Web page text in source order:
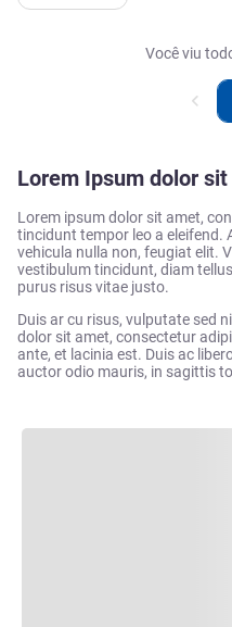
Você viu
Lorem Ipsum dolor
Lorem ipsum dolor sit amet,
tincidunt tempor leo a eleifend.
vehicula nulla non, feugiat elit.
vestibulum tincidunt, diam
purus risus vitae justo.
Duis ar cu risus, vulputate sed
dolor sit amet, consectetur
ante, et lacinia est. Duis ac
auctor odio mauris, in sagittis